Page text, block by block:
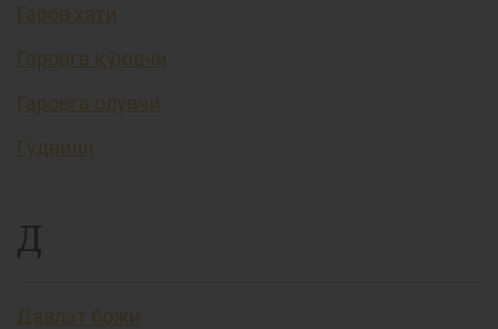
Гаров хати
Гаровга қўювчи
Гаровга олувчи
Гудвилл
Д
Давлат божи